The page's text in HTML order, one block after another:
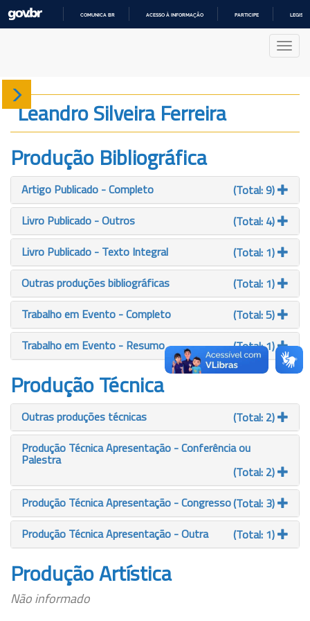
COMUNICA BR ACESSO À INFORMAÇÃO PARTICIPE
Sobre
Produção
Projetos
Gráficos
Leandro Silveira Ferreira
Produção Bibliográfica
Artigo Publicado - Completo
(Total: 9)
Livro Publicado - Outros
(Total: 4)
Livro Publicado - Texto Integral
(Total: 1)
Outras produções bibliográficas
(Total: 1)
Trabalho em Evento - Completo
(Total: 5)
Trabalho em Evento - Resumo
(Total: 1)
Produção Técnica
Outras produções técnicas
(Total: 2)
Produção Técnica Apresentação - Conferência ou
Palestra
(Total: 2)
Produção Técnica Apresentação - Congresso(Total: 3)
Produção Técnica Apresentação - Outra
(Total: 1)
Produção Artística
Não informado